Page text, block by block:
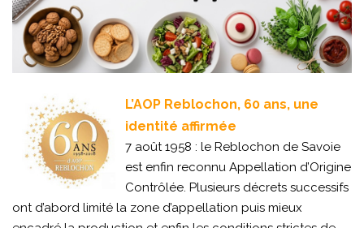
L’AOP Reblochon, 60 ans, une
identité affirmée
7 août 1958 : le Reblochon de Savoie
est enfin reconnu Appellation d’Origine
Contrôlée. Plusieurs décrets successifs
ont d’abord limité la zone d’appellation puis mieux